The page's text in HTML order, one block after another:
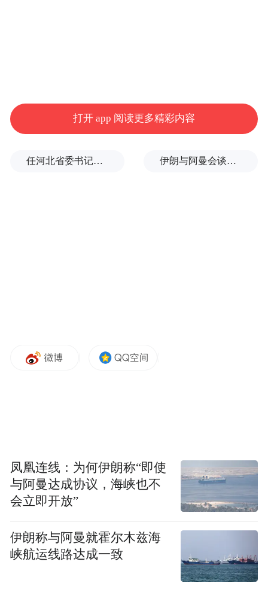
转型正在创造新的就业机会，但劳动者需要
获得支持才能顺利转向新岗位。加强技能培
打开 app 阅读更多精彩内容
任河北省委书记后，罗文首次调研 伊朗与阿曼会谈最新细节曝光
凤凰连线：为何伊朗称“即使
与阿曼达成协议，海峡也不
会立即开放”
伊朗称与阿曼就霍尔木兹海
峡航运线路达成一致